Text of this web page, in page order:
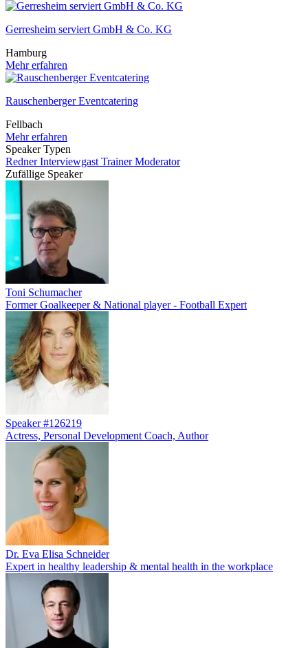
Gerresheim serviert GmbH & Co. KG
Hamburg
Mehr erfahren
Rauschenberger Eventcatering
Fellbach
Mehr erfahren
Speaker Typen
RednerInterviewgast TrainerModerator
Zufällige Speaker
Toni Schumacher
Former Goalkeeper & National player - Football Expert
Speaker #126219
Actress, Personal Development Coach, Author
Dr. Eva Elisa Schneider
Expert in healthy leadership & mental health in the workplace